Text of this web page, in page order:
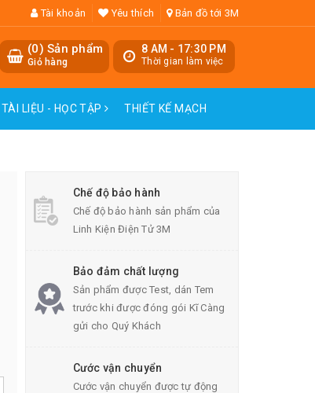
Tài khoản Yêu thích Bản đồ tới 3M
8 AM - 17:30 PM
Thời gian làm việc
(0) Sản phẩm
Giỏ hàng
TÀI LIỆU - HỌC TẬP THIẾT KẾ MẠCH
Chế độ bảo hành
Chế độ bảo hành sản phẩm của
Linh Kiện Điện Tử 3M
Bảo đảm chất lượng
Sản phẩm được Test, dán Tem
trước khi được đóng gói Kĩ Càng
gửi cho Quý Khách
Cước vận chuyển
Cước vận chuyển được tự động